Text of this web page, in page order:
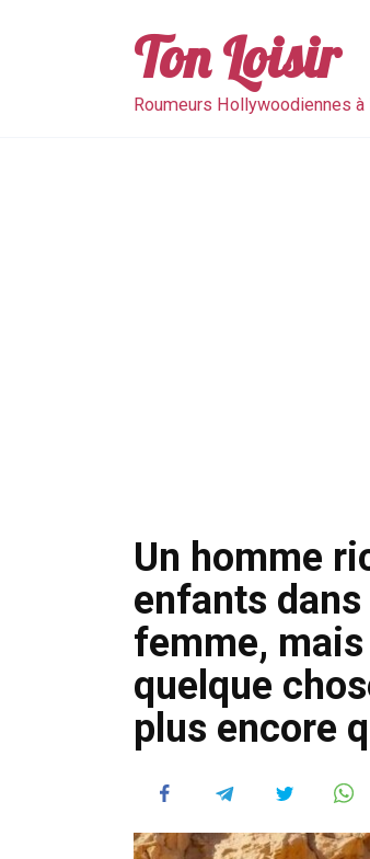
Ton Loisir
Roumeurs Hollywoodiennes à
Un homme
enfants
femme,
quelque
plus encore